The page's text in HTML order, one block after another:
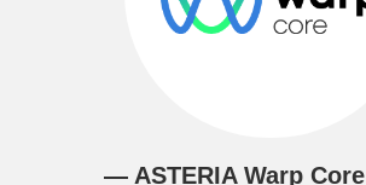
― ASTERIA Warp Core